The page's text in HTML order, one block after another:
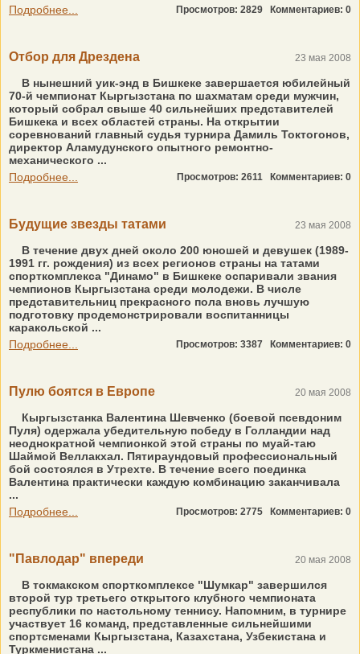
Подробнее...
Просмотров: 2829 Комментариев: 0
Отбор для Дрездена 23 мая 2008
В нынешний уик-энд в Бишкеке завершается юбилейный
70-й чемпионат Кыргызстана по шахматам среди мужчин,
который собрал свыше 40 сильнейших представителей
Бишкека и всех областей страны. На открытии
соревнований главный судья турнира Дамиль Токтогонов,
директор Аламудунского опытного ремонтно-
механического ...
Подробнее...
Просмотров: 2611 Комментариев: 0
Будущие звезды татами 23 мая 2008
В течение двух дней около 200 юношей и девушек (1989-
1991 гг. рождения) из всех регионов страны на татами
спорткомплекса "Динамо" в Бишкеке оспаривали звания
чемпионов Кыргызстана среди молодежи. В числе
представительниц прекрасного пола вновь лучшую
подготовку продемонстрировали воспитанницы
каракольской ...
Подробнее...
Просмотров: 3387 Комментариев: 0
Пулю боятся в Европе 20 мая 2008
Кыргызстанка Валентина Шевченко (боевой псевдоним
Пуля) одержала убедительную победу в Голландии над
неоднократной чемпионкой этой страны по муай-таю
Шаймой Веллакхал. Пятираундовый профессиональный
бой состоялся в Утрехте. В течение всего поединка
Валентина практически каждую комбинацию заканчивала
...
Подробнее...
Просмотров: 2775 Комментариев: 0
"Павлодар" впереди 20 мая 2008
В токмакском спорткомплексе "Шумкар" завершился
второй тур третьего открытого клубного чемпионата
республики по настольному теннису. Напомним, в турнире
участвует 16 команд, представленные сильнейшими
спортсменами Кыргызстана, Казахстана, Узбекистана и
Туркменистана ...